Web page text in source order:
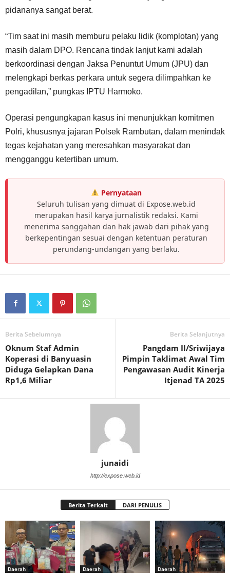
pidananya sangat berat.
“Tim saat ini masih memburu pelaku lidik (komplotan) yang
masih dalam DPO. Rencana tindak lanjut kami adalah
berkoordinasi dengan Jaksa Penuntut Umum (JPU) dan
melengkapi berkas perkara untuk segera dilimpahkan ke
pengadilan,” pungkas IPTU Harmoko.
Operasi pengungkapan kasus ini menunjukkan komitmen
Polri, khususnya jajaran Polsek Rambutan, dalam menindak
tegas kejahatan yang meresahkan masyarakat dan
mengganggu ketertiban umum.
Pernyataan
Seluruh tulisan yang dimuat di Expose.web.id
merupakan hasil karya jurnalistik redaksi. Kami
menerima sanggahan dan hak jawab dari pihak yang
berkepentingan sesuai dengan ketentuan peraturan
perundang-undangan yang berlaku.
Berita Sebelumnya
Oknum Staf Admin
Koperasi di Banyuasin
Diduga Gelapkan Dana
Rp1,6 Miliar
Berita Selanjutnya
Pangdam II/Sriwijaya
Pimpin Taklimat Awal Tim
Pengawasan Audit Kinerja
Itjenad TA 2025
junaidi
http://expose.web.id
Berita Terkait DARI PENULIS
Daerah Daerah Daerah